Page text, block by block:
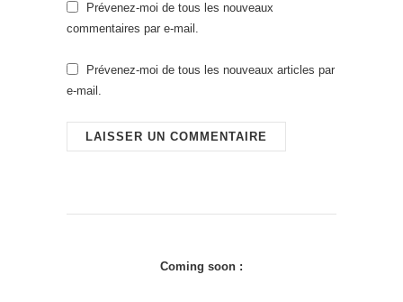
Prévenez-moi de tous les nouveaux
commentaires par e-mail.
Prévenez-moi de tous les nouveaux articles par
e-mail.
Coming soon :